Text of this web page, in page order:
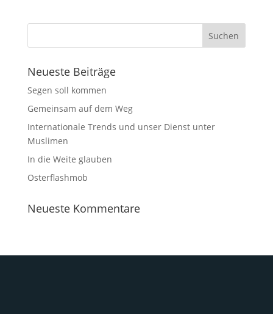
Neueste Beiträge
Segen soll kommen
Gemeinsam auf dem Weg
Internationale Trends und unser Dienst unter
Muslimen
In die Weite glauben
Osterflashmob
Neueste Kommentare